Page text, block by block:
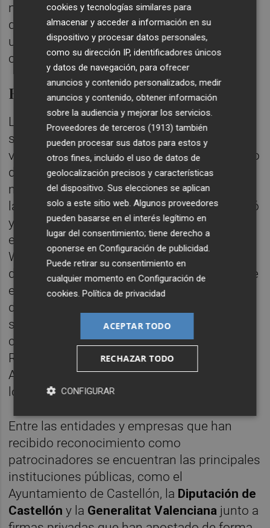
nombre de Castelló en lo más alto del mapa
del running y convirtiendo cada edición en
un ejemplo de colaboración, esfuerzo
compartido y excelencia.”
Epicentro del atletismo popular
Las carreras, que suman una edición más y
se celebrarán el próximo 22 de febrero,
volverán a convertir Castellón en el epicentro
del atletismo y del deporte popular, con
miles de corredoras y corredores tomando
las calles de la ciudad. La Marató bp Castelló
y el 10K FACSA Castelló cuentan con la
etiqueta Road Race Label otorgada por
World Athletics, siendo las únicas pruebas
de la provincia de Castellón que disponen de
este reconocimiento internacional. Un
distintivo que avala el nivel organizativo, la
seguridad y la calidad de ambas
competiciones, por el Club d’Atletisme
Running Castelló, en coordinación con el
Ayuntamiento de Castellón, que ya ultiman
los preparativos.
Entre las entidades y empresas que han
recibido reconocimiento como
patrocinadores se encuentran las principales
instituciones públicas, como el
Ayuntamiento de Castellón, la Diputación de
Castellón y la Generalitat Valenciana junto a
cookies y tecnologías similares para
almacenar y acceder a información en su
dispositivo y procesar datos personales,
como su dirección IP, identificadores únicos
y datos de navegación, para ofrecer
anuncios y contenido personalizados, medir
anuncios y contenido, obtener información
sobre la audiencia y mejorar los servicios.
Proveedores de terceros (1913) también
pueden procesar sus datos para estos y
otros fines, incluido el uso de datos de
geolocalización precisos y características
del dispositivo. Sus elecciones se aplican
solo a este sitio web. Algunos proveedores
pueden basarse en el interés legítimo en
lugar del consentimiento; tiene derecho a
oponerse enConfiguración de publicidad
Puede retirar su consentimiento en
cualquier momento enConfiguración de
cookies .Política de privacidad
ACEPTAR TODO
RECHAZAR TODO
CONFIGURAR